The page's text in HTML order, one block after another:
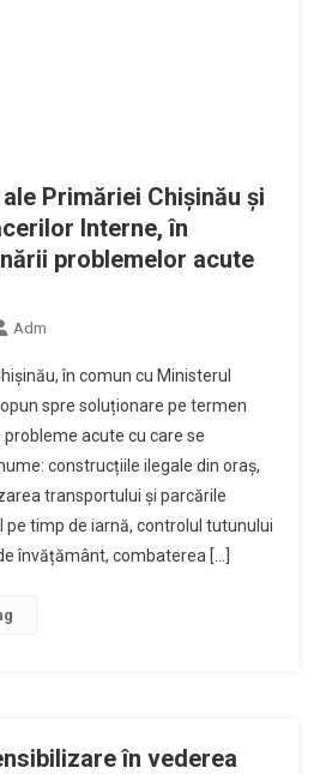
Primăriei Chișinău și
Interne, în
problemelor acute
Adm
în comun cu Ministerul
spre soluționare pe termen
acute cu care se
construcțiile ilegale din oraș,
transportului și parcările
pe timp de iarnă, controlul tutunului
învățământ, combaterea […]
în vederea